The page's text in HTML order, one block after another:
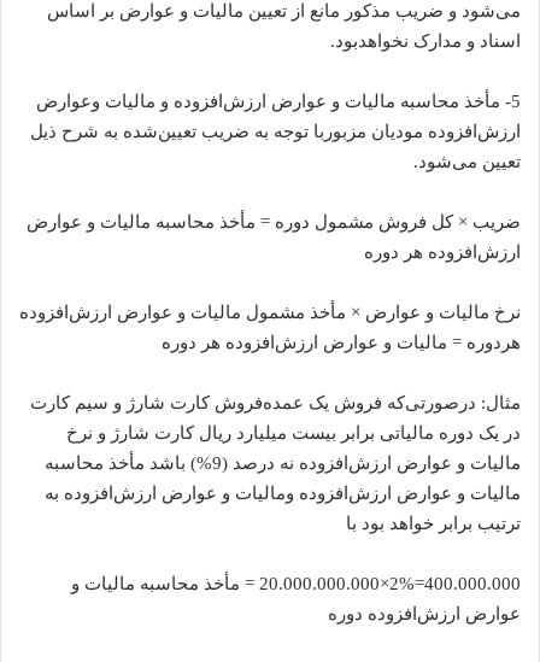
می‌شود و ضریب مذکور مانع از تعیین مالیات و عوارض بر اساس
اسناد و مدارک نخواهدبود.
5- مأخذ محاسبه مالیات و عوارض ارزش‌افزوده و مالیات وعوارض
ارزش‌افزوده مودیان مزبوربا توجه به ضریب تعیین‌شده به شرح ذیل
تعیین می‌شود.
ضریب × کل فروش مشمول دوره = مأخذ محاسبه مالیات و عوارض
ارزش‌افزوده هر دوره
نرخ مالیات و عوارض × مأخذ مشمول مالیات و عوارض ارزش‌افزوده
هردوره = مالیات و عوارض ارزش‌افزوده هر دوره
مثال: درصورتی‌که فروش یک عمده‌فروش کارت شارژ و سیم کارت
در یک دوره مالیاتی برابر بیست میلیارد ریال کارت شارژ و نرخ
مالیات و عوارض ارزش‌افزوده نه درصد (9%) باشد مأخذ محاسبه
مالیات و عوارض ارزش‌افزوده ومالیات و عوارض ارزش‌افزوده به
ترتیب برابر خواهد بود با
400.000.000=2%×20.000.000.000 = مأخذ محاسبه مالیات و
عوارض ارزش‌افزوده دوره